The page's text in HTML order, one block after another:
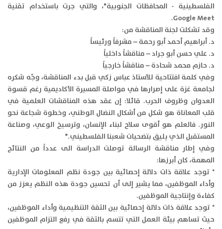
الفلسطينية - المحافظات الجنوبية"، والتي جرت باستخدام تقنية
Google Meet.
وقد تشكلت لجنة المناقشة من:
د. أبراهيم أحمد أبو رحمة – مشرفاً ورئيساً
د. علي حسن أبو جراد – مناقشاً داخلياً
د. حازم محمد شحادة – مناقشاً خارجياً
وفي كلمة افتتاحية للأستاذ عباس زكي قبل بدء المناقشة، وجّه شكره
لجامعة غزة على إصرارها في مواصلة المسيرة الأكاديمية رغم قسوة
العدوان وظروف الحرب. قائلا: إن عقد هذه المناقشات العلمية في
قلب المعاناة هو شكل من أشكال النضال الوطني، وخطوة شجاعة نحو
النور. فالعلم هو أقوى سلاح لبناء الإنسان، وترسيخ الوعي، وصناعة
المستقبل الذي يليق بتضحيات شعبنا الفلسطيني."
وفي إطار مناقشة الرسالة توصلت الدراسة الى عدداً من النتائج
المهمة، كان أبرزها:
* توجد علاقة ذات دلالة إحصائية بين جودة نظم المعلومات الإدارية
وأداء الموظفين، مما يشير إلى أن تحسين جودة هذه النظم يعزز من
كفاءة وإنتاجية الموظفين.
* توجد علاقة ذات دلالة إحصائية بين الثقة التنظيمية وأداء الموظفين،
حيث تساهم بيئة العمل التي تتسم بالثقة في رفع التزام الموظفين